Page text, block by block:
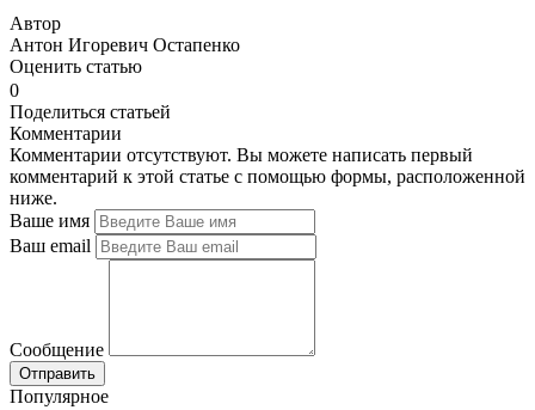
Автор
Антон Игоревич Остапенко
Оценить статью
0
Поделиться статьей
Комментарии
Комментарии отсутствуют. Вы можете написать первый
комментарий к этой статье с помощью формы, расположенной
ниже.
Ваше имя
Ваш email
Сообщение
Популярное